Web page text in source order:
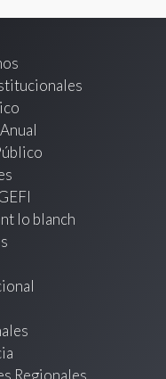
lo blanch
Regionales